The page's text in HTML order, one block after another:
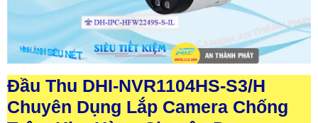
Đầu Thu DHI-NVR1104HS-S3/H
Chuyên Dụng Lắp Camera Chống